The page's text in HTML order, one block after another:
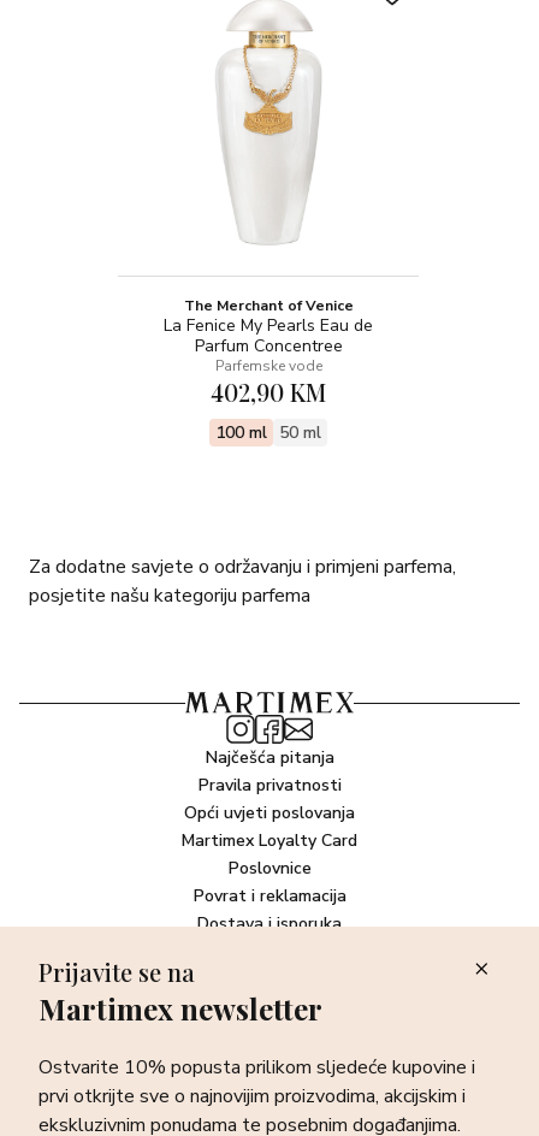
The Merchant of Venice
La Fenice My Pearls Eau de
Parfum Concentree
Parfemske vode
402,90 KM
100 ml 50 ml
Za dodatne savjete o održavanju i primjeni parfema,
posjetite našu kategoriju parfema
Najčešća pitanja
Pravila privatnosti
Opći uvjeti poslovanja
Martimex Loyalty Card
Poslovnice
Povrat i reklamacija
Dostava i isporuka
Newsletter
sve o najnovijim proizvodima, akcijskim i ekskluzivnim
ponudama te posebnim događanjima.
Prijava
Prijavite se na
Martimex newsletter
Ostvarite 10% popusta prilikom sljedeće kupovine i
prvi otkrijte sve o najnovijim proizvodima, akcijskim i
ekskluzivnim ponudama te posebnim događanjima.